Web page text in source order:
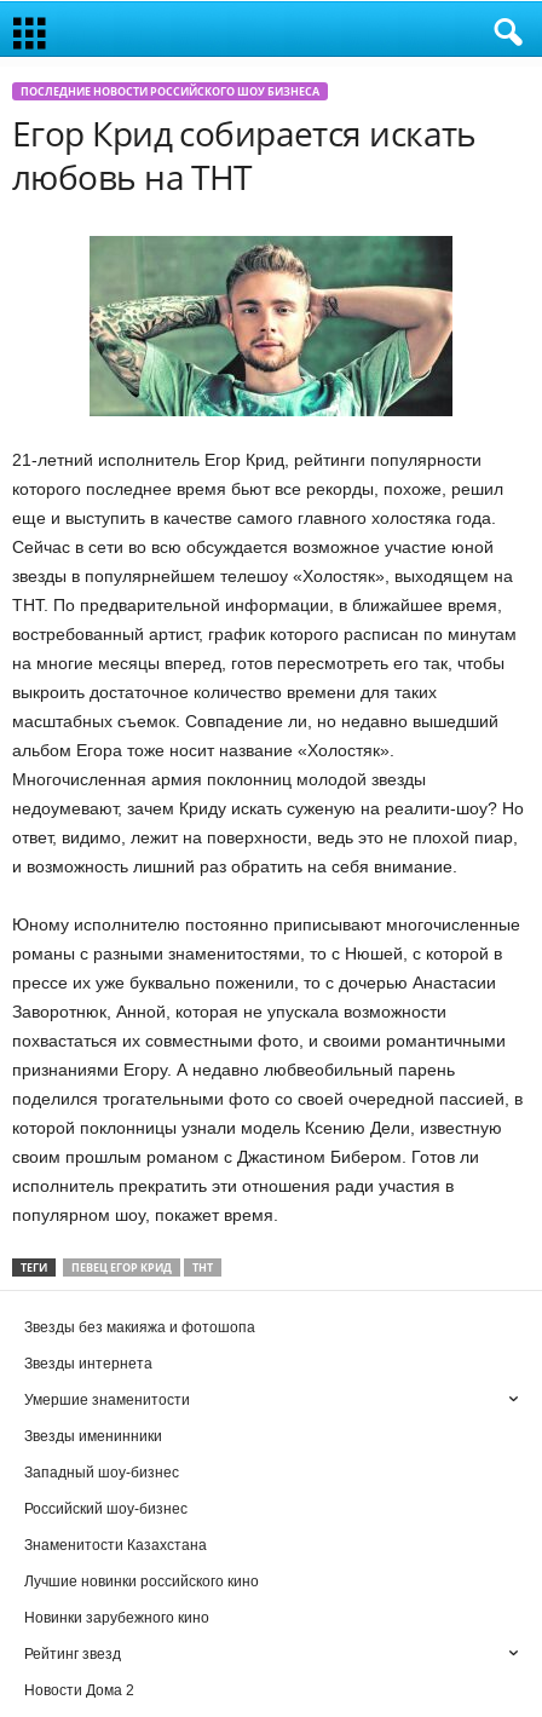
ПОСЛЕДНИЕ НОВОСТИ РОССИЙСКОГО ШОУ БИЗНЕСА
Егор Крид собирается искать
любовь на ТНТ
21-летний исполнитель Егор Крид, рейтинги популярности
которого последнее время бьют все рекорды, похоже, решил
еще и выступить в качестве самого главного холостяка года.
Сейчас в сети во всю обсуждается возможное участие юной
звезды в популярнейшем телешоу «Холостяк», выходящем на
ТНТ. По предварительной информации, в ближайшее время,
востребованный артист, график которого расписан по минутам
на многие месяцы вперед, готов пересмотреть его так, чтобы
выкроить достаточное количество времени для таких
масштабных съемок. Совпадение ли, но недавно вышедший
альбом Егора тоже носит название «Холостяк».
Многочисленная армия поклонниц молодой звезды
недоумевают, зачем Криду искать суженую на реалити-шоу? Но
ответ, видимо, лежит на поверхности, ведь это не плохой пиар,
и возможность лишний раз обратить на себя внимание.
Юному исполнителю постоянно приписывают многочисленные
романы с разными знаменитостями, то с Нюшей, с которой в
прессе их уже буквально поженили, то с дочерью Анастасии
Заворотнюк, Анной, которая не упускала возможности
похвастаться их совместными фото, и своими романтичными
признаниями Егору. А недавно любвеобильный парень
поделился трогательными фото со своей очередной пассией, в
которой поклонницы узнали модель Ксению Дели, известную
своим прошлым романом с Джастином Бибером. Готов ли
исполнитель прекратить эти отношения ради участия в
популярном шоу, покажет время.
ТЕГИ ПЕВЕЦ ЕГОР КРИД ТНТ
Звезды без макияжа и фотошопа
Звезды интернета
Умершие знаменитости
Звезды именинники
Западный шоу-бизнес
Российский шоу-бизнес
Знаменитости Казахстана
Лучшие новинки российского кино
Новинки зарубежного кино
Рейтинг звезд
Новости Дома 2